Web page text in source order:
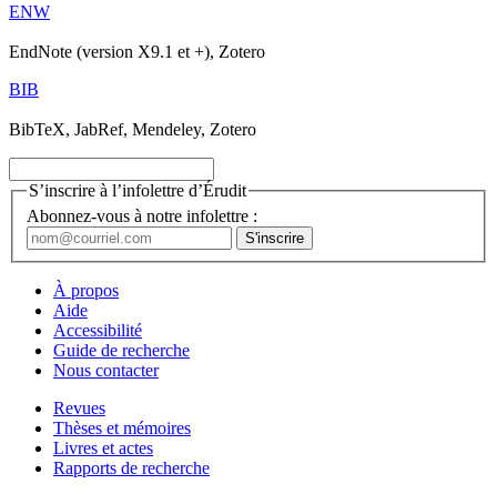
ENW
EndNote (version X9.1 et +), Zotero
BIB
BibTeX, JabRef, Mendeley, Zotero
S’inscrire à l’infolettre d’Érudit
Abonnez-vous à notre infolettre :
À propos
Aide
Accessibilité
Guide de recherche
Nous contacter
Revues
Thèses et mémoires
Livres et actes
Rapports de recherche